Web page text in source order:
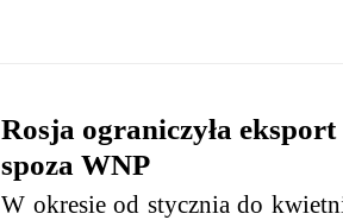
Rosja ograniczyła
spoza WNP
W okresie od stycznia do